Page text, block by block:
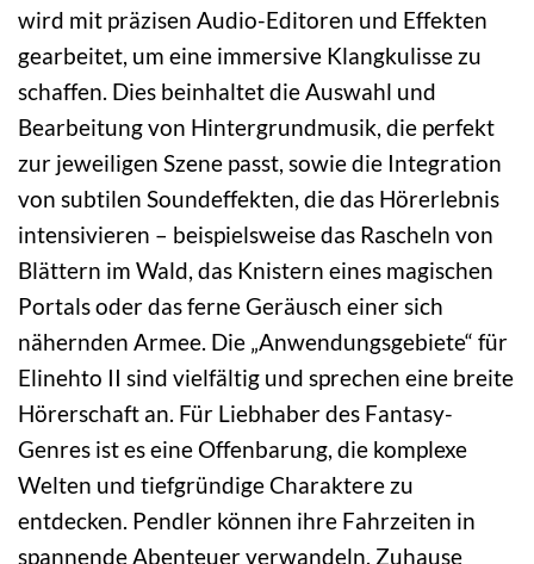
wird mit präzisen Audio-Editoren und Effekten
gearbeitet, um eine immersive Klangkulisse zu
schaffen. Dies beinhaltet die Auswahl und
Bearbeitung von Hintergrundmusik, die perfekt
zur jeweiligen Szene passt, sowie die Integration
von subtilen Soundeffekten, die das Hörerlebnis
intensivieren – beispielsweise das Rascheln von
Blättern im Wald, das Knistern eines magischen
Portals oder das ferne Geräusch einer sich
nähernden Armee. Die „Anwendungsgebiete“ für
Elinehto II sind vielfältig und sprechen eine breite
Hörerschaft an. Für Liebhaber des Fantasy-
Genres ist es eine Offenbarung, die komplexe
Welten und tiefgründige Charaktere zu
entdecken. Pendler können ihre Fahrzeiten in
spannende Abenteuer verwandeln. Zuhause